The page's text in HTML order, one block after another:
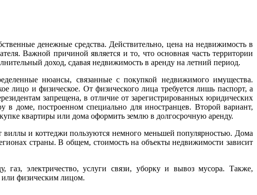
денежные средства. Действительно, цена на недвижимость в
Важной причиной является и то, что основная часть территории
доход, сдавая недвижимость в аренду на летний период.
нюансы, связанные с покупкой недвижимого имущества.
лицо и физическое. От физического лица требуется лишь паспорт, а
запрещена, в отличие от зарегистрированных юридических
доме, построенном специально для иностранцев. Второй вариант,
квартиры или дома оформить землю в долгосрочную аренду.
и коттеджи пользуются немного меньшей популярностью. Дома
страны. В общем, стоимость на объекты недвижимости зависит
газ, электричество, услуги связи, уборку и вывоз мусора. Также,
или физическим лицом.